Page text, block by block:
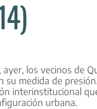
los vecinos de
su medida de
interinstitucional
urbana.